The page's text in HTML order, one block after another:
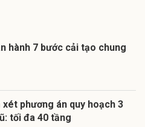
hành 7 bước cải tạo chung
xét phương án quy hoạch 3
tối đa 40 tầng